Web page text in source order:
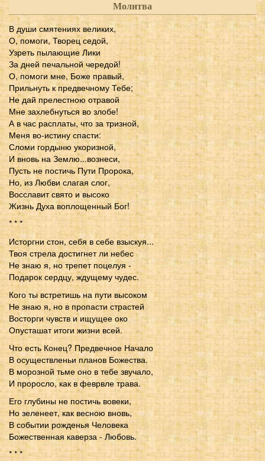
Молитва
В души смятениях великих,
О, помоги, Творец седой,
Узреть пылающие Лики
За дней печальной чередой!
О, помоги мне, Боже правый,
Прильнуть к предвечному Тебе;
Не дай прелестною отравой
Мне захлебнуться во злобе!
А в час расплаты, что за тризной,
Меня во-истину спасти:
Сломи гордыню укоризной,
И вновь на Землю...вознеси,
Пусть не постичь Пути Пророка,
Но, из Любви слагая слог,
Восславит свято и высоко
Жизнь Духа воплощенный Бог!
* * *
Исторгни стон, себя в себе взыскуя...
Твоя стрела достигнет ли небес
Не знаю я, но трепет поцелуя -
Подарок сердцу, ждущему чудес.
Кого ты встретишь на пути высоком
Не знаю я, но в пропасти страстей
Восторги чувств и ищущее око
Опусташат итоги жизни всей.
Что есть Конец? Предвечное Начало
В осуществленьи планов Божества.
В морозной тьме оно в тебе звучало,
И проросло, как в феврвле трава.
Его глубины не постичь вовеки,
Но зеленеет, как весною вновь,
В событии рожденья Человека
Божественная каверза - Любовь.
* * *